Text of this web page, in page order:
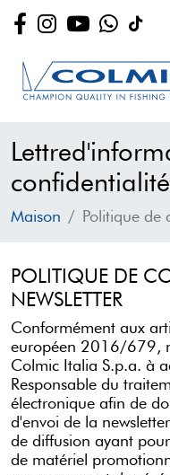
confidentialité
Maison Politique de
POLITIQUE DE
NEWSLETTER
Conformément aux
européen 2016/679,
Colmic Italia S.p.a. à
Responsable du
électronique afin de
d'envoi de la
de diffusion ayant
de matériel